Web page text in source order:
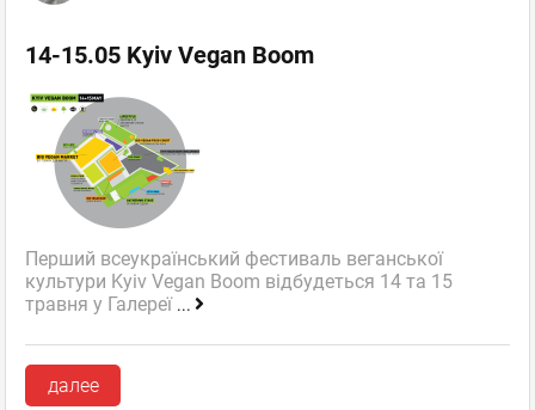
14-15.05 Kyiv Vegan Boom
Перший всеукраїнський фестиваль веганської
культури Kyiv Vegan Boom відбудеться 14 та 15
травня у Галереї ...
далее